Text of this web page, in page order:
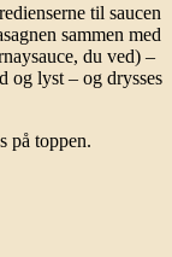
til saucen
sammen med
du ved) –
og lyst – og drysses
på toppen.